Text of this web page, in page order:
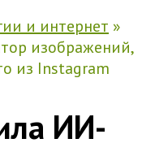
и интернет »
изображений,
из Instagram
ИИ-